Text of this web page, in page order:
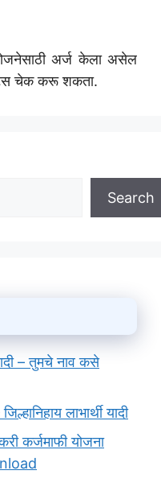
योजनेसाठी अर्ज केला असेल
चेक करू शकता.
Search
– तुमचे नाव कसे
लाभार्थी यादी
कर्जमाफी योजना